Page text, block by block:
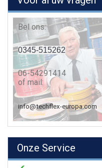
Bel ons:
0345-515262
06-54291414
of mail:
info@techflex-europa.com
Onze Service